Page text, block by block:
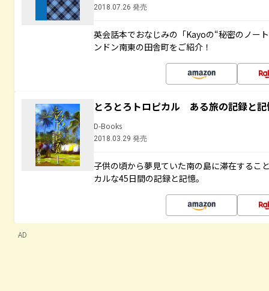
2018.07.26 発売
英会話本でおなじみの「Kayoの“秘密のノー
ンドン南東の田舎町をご紹介！
とろとろトロピカル ある旅の記録と
D-Books
2018.03.29 発売
子供の頃から夢見ていた南の島に滞在するこ
カルな45日間の記録と記憶。
AD